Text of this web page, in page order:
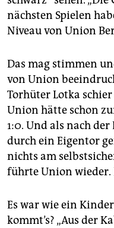
nächsten Spielen
Niveau von Union
Das mag stimmen
von Union
Torhüter Lotka
Union hätte schon
1:0. Und als nach
durch ein Eigentor
nichts am
führte Union wieder.
Es war wie ein
kommt’s? „Aus der